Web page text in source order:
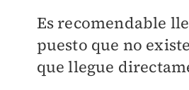
Es recomendable
puesto que no
que llegue